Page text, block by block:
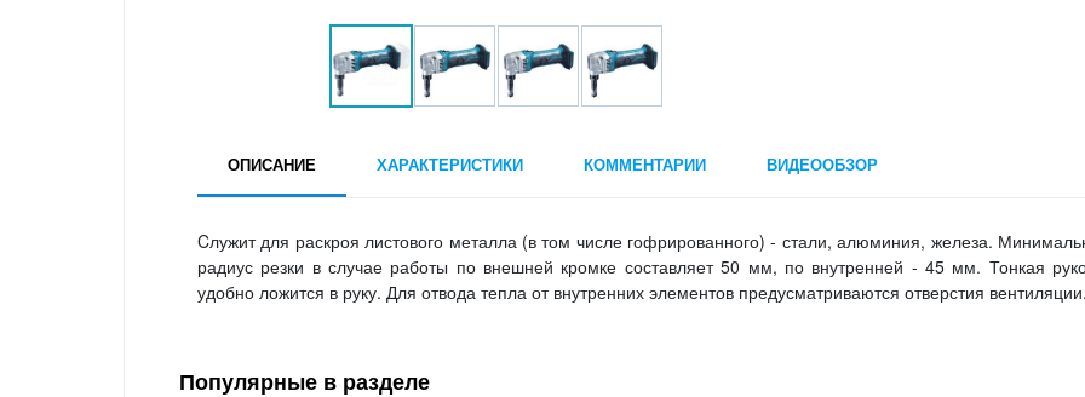
ОПИСАНИЕ ХАРАКТЕРИСТИКИ КОММЕНТАРИИ ВИДЕООБЗОР
Cлужит для раскроя листового металла (в том числе гофрированного) - стали, алюминия, железа.
радиус резки в случае работы по внешней кромке составляет 50 мм, по внутренней - 45 мм. Тонкая
удобно ложится в руку. Для отвода тепла от внутренних элементов предусматриваются отверстия вентиляции.
Популярные в разделе